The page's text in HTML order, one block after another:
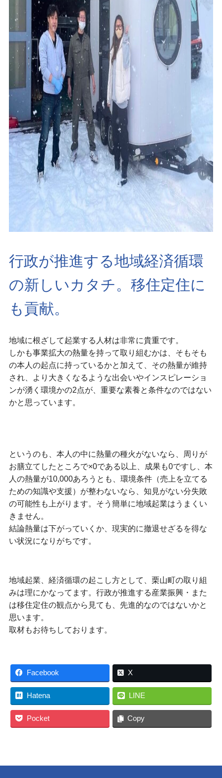
行政が推進する地域経済循環
の新しいカタチ。移住定住に
も貢献。
地域に根ざして起業する人材は非常に貴重です。
しかも事業拡大の熱量を持って取り組むかは、そもそも
の本人の起点に持っているかと加えて、その熱量が維持
され、より大きくなるような出会いやインスピレーショ
ンが湧く環境かの2点が、重要な素養と条件なのではない
かと思っています。
というのも、本人の中に熱量の種火がないなら、周りが
お膳立てしたところで×0である以上、成果も0ですし、本
人の熱量が10,000あろうとも、環境条件（売上を立てる
ための知識や支援）が整わないなら、知見がない分失敗
の可能性も上がります。そう簡単に地域起業はうまくい
きません。
結論熱量は下がっていくか、現実的に撤退せざるを得な
い状況になりがちです。
地域起業、経済循環の起こし方として、栗山町の取り組
みは理にかなってます。行政が推進する産業振興・また
は移住定住の観点から見ても、先進的なのではないかと
思います。
取材もお待ちしております。
Facebook X
Hatena LINE
Pocket Copy